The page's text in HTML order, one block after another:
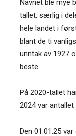
Navnet ble mye
tallet, særlig i
hele landet i
blant de ti
unntak av 1927
beste.
På 2020-tallet
2024 var antallet
Den 01.01.25